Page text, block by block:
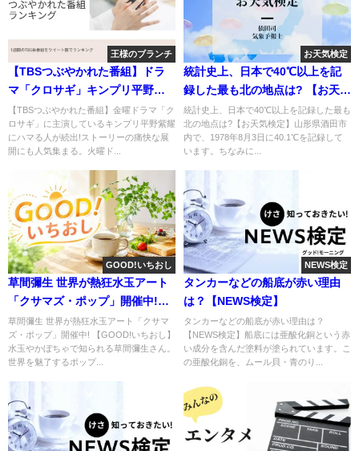
王様のブランチ
【TBSつぶやかれた番組】ドラ
マ「クロサギ」キンプリ平野紫
耀にハマる
【TBSつぶやかれた番組】金曜ドラマ「ク
ロサギ」に主演しているキンプリ平野紫耀
にハマる人が続出!ストーリーの痛快な展
開にも人気集まる。火曜ド...
お天気検定
統計史上、日本で40℃以上を記
録した最も北の地点は? 【お天気
検定】
統計史上、日本で40℃以上を記録した最も
北の地点は?【お天気検定】山形県酒田市
内で、1978年8月3日に40.1℃を記録して
います。ちなみに...
GOOD!いちおし
草間彌生 世界が熱狂水玉アート
「クサマズ・ポップ」開催中!
【GOOD!いちおし】
草間彌生 世界が熱狂水玉アート「クサマ
ズ・ポップ」開催中! 【GOOD!いちおし】
水玉やかぼちゃで知られる草間彌生さん。
世界を魅了するポップ...
NEWS検定
タンカーなどの船底が赤い理由
は？【NEWS検定】
タンカーなどの船底が赤い理由は？
【NEWS検定】船底には亜酸化銅という赤
い成分を含んだ塗料が塗られています。こ
の亜酸化銅を、ムール貝・青のり...